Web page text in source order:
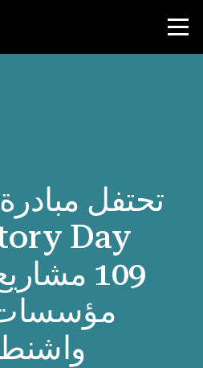
الأخبار و الأحداث
حول NHD ®
109
مؤسسات